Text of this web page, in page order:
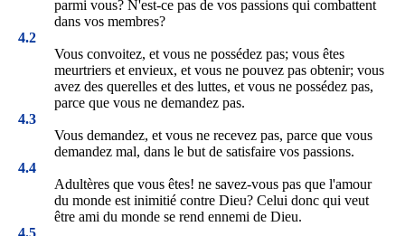
parmi vous? N'est-ce pas de vos passions qui combattent
dans vos membres?
4.2
Vous convoitez, et vous ne possédez pas; vous êtes
meurtriers et envieux, et vous ne pouvez pas obtenir; vous
avez des querelles et des luttes, et vous ne possédez pas,
parce que vous ne demandez pas.
4.3
Vous demandez, et vous ne recevez pas, parce que vous
demandez mal, dans le but de satisfaire vos passions.
4.4
Adultères que vous êtes! ne savez-vous pas que l'amour
du monde est inimitié contre Dieu? Celui donc qui veut
être ami du monde se rend ennemi de Dieu.